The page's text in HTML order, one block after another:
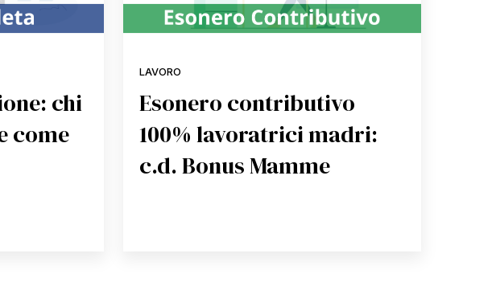
chi
come
LAVORO
Esonero contributivo
100% lavoratrici madri:
c.d. Bonus Mamme